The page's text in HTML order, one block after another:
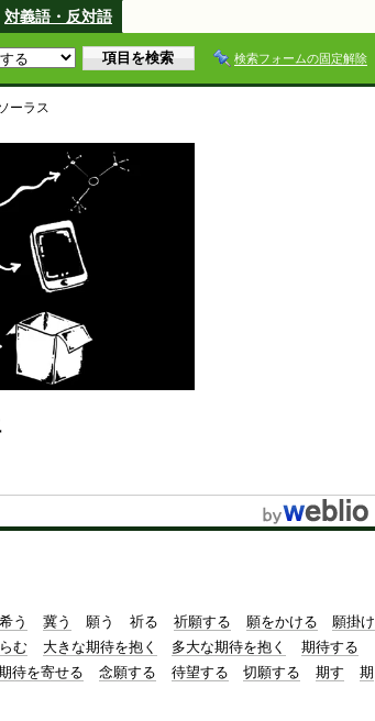
対義語・反対語
検索フォームの固定解除
ーラス
希う 冀う 願う 祈る 祈願する 願をかける
願掛け
む 大きな期待を抱く 多大な期待を抱く
期待する
待を寄せる 念願する 待望する 切願する 期す
期